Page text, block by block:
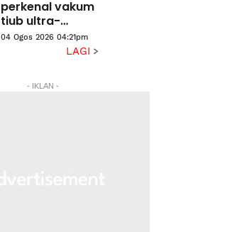
perkenal vakum
tiub ultra-
langsing
04 Ogos 2026 04:21pm
LAGI
- IKLAN -